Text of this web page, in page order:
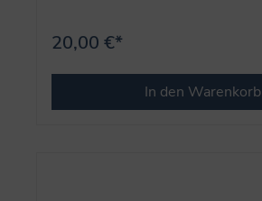
20,00 €*
In den Warenkorb